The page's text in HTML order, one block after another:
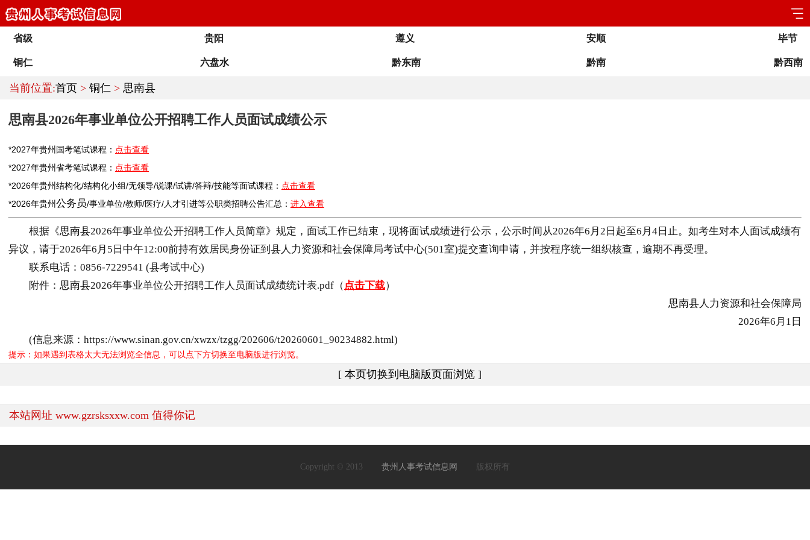
省级 贵阳 遵义 安顺 毕节
铜仁 六盘水 黔东南 黔南 黔西南
当前位置:首页 > 铜仁 > 思南县
思南县2026年事业单位公开招聘工作人员面试成绩公示
*2027年贵州 国考笔试课程： 点击查看
*2027年贵州省考笔试课程： 点击查看
*2026年贵州结构化/结构化小组/无领导/说课/试讲/答辩/技能等面试课程： 点击查看
*2026年贵州公务员/事业单位/教师/医疗/人才引进等公职类招聘公告汇总： 进入查看
根据《思南县2026年事业单位公开招聘工作人员简章》规定，面试工作已结束，现将面试成绩进行公示，公示时间从2026年6月2日起至6月4日止。如考生对本人面试成绩有
异议，请于2026年6月5日中午12:00前持有效居民身份证到县人力资源和社会保障局考试中心(501室)提交查询申请，并按程序统一组织核查，逾期不再受理。
联系电话：0856-7229541 (县考试中心)
附件： 思南县2026年事业单位公开招聘工作人员面试成绩统计表.pdf（ 点击下载）
思南县人力资源和社会保障局
2026年6月1日
(信息来源：https://www.sinan.gov.cn/xwzx/tzgg/202606/t20260601_90234882.html)
提示：如果遇到表格太大无法浏览全信息，可以点下方切换至电脑版进行浏览。
[ 本页切换到电脑版页面浏览 ]
本站网址 www.gzrsksxxw.com 值得你记
Copyright © 2013 贵州人事考试信息网 版权所有